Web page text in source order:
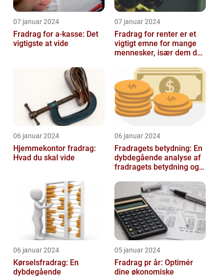
07 januar 2024
Fradrag for a-kasse: Det
vigtigste at vide
07 januar 2024
Fradrag for renter er et
vigtigt emne for mange
mennesker, især dem der
finansieri...
06 januar 2024
Hjemmekontor fradrag:
Hvad du skal vide
06 januar 2024
Fradragets betydning: En
dybdegående analyse af
fradragets betydning og
06 januar 2024
Kørselsfradrag: En
dybdegående
05 januar 2024
Fradrag pr år: Optimér
dine økonomiske